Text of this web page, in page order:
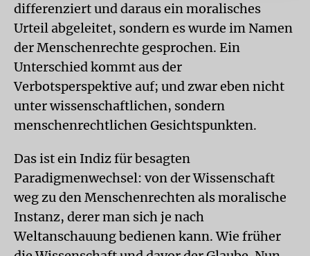
differenziert und daraus ein moralisches
Urteil abgeleitet, sondern es wurde im Namen
der Menschenrechte gesprochen. Ein
Unterschied kommt aus der
Verbotsperspektive auf; und zwar eben nicht
unter wissenschaftlichen, sondern
menschenrechtlichen Gesichtspunkten.
Das ist ein Indiz für besagten
Paradigmenwechsel: von der Wissenschaft
weg zu den Menschenrechten als moralische
Instanz, derer man sich je nach
Weltanschauung bedienen kann. Wie früher